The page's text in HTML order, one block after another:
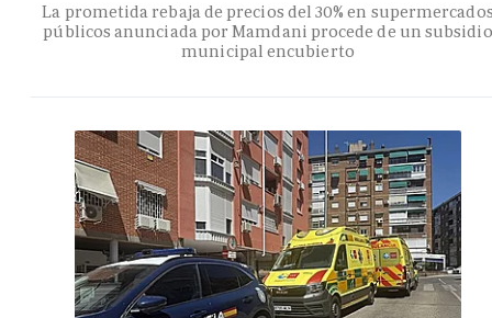
La prometida rebaja de precios del 30% en
públicos anunciada por Mamdani procede de un subsidio
municipal encubierto